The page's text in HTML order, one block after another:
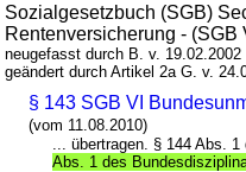
Sozialgesetzbuch (SGB)
Rentenversicherung - (SGB
neugefasst durch B. v.
geändert durch Artikel 2a G. v.
§ 143 SGB VI
(vom 11.08.2010)
... übertragen. § 144 Abs.
Abs. 1 des